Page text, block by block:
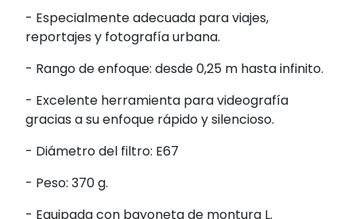
- Especialmente adecuada para viajes,
reportajes y fotografía urbana.
- Rango de enfoque: desde 0,25 m hasta infinito.
- Excelente herramienta para videografía
gracias a su enfoque rápido y silencioso.
- Diámetro del filtro: E67
- Peso: 370 g.
- Equipada con bayoneta de montura L.